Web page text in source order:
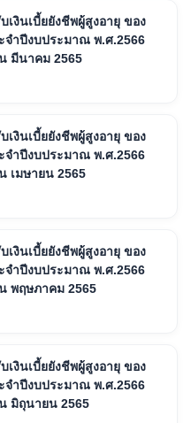
งินเบี้ยยังชีพผู้สูงอายุ ของ
จำปีงบประมาณ พ.ศ.2566
มีนาคม 2565
งินเบี้ยยังชีพผู้สูงอายุ ของ
จำปีงบประมาณ พ.ศ.2566
เมษายน 2565
งินเบี้ยยังชีพผู้สูงอายุ ของ
จำปีงบประมาณ พ.ศ.2566
พฤษภาคม 2565
งินเบี้ยยังชีพผู้สูงอายุ ของ
จำปีงบประมาณ พ.ศ.2566
มิถุนายน 2565